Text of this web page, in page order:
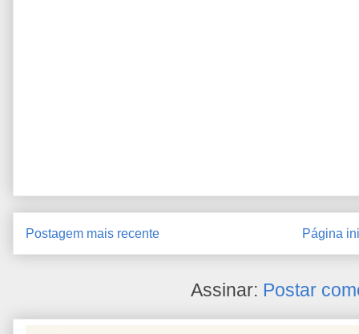
Postagem mais recente Página
Assinar: Postar